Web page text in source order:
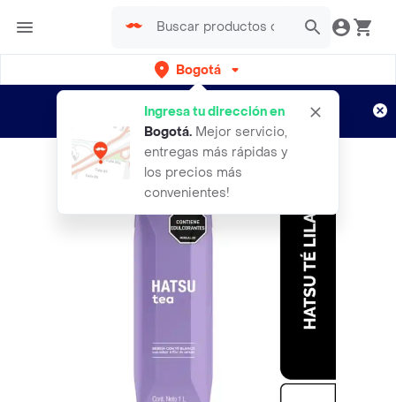
Bogotá
Ingresa tu dirección en
Bogotá. Mejor servicio,
entregas más rápidas y
los precios más
convenientes!
envíos gratis por semanas
Aplican TyC